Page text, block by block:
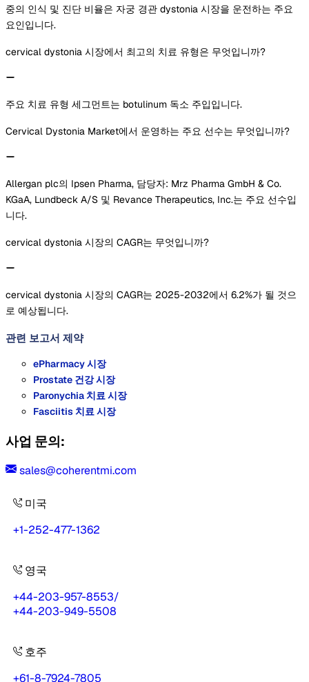
중의 인식 및 진단 비율은 자궁 경관 dystonia 시장을 운전하는 주요
요인입니다.
cervical dystonia 시장에서 최고의 치료 유형은 무엇입니까?
주요 치료 유형 세그먼트는 botulinum 독소 주입입니다.
Cervical Dystonia Market에서 운영하는 주요 선수는 무엇입니까?
Allergan plc의 Ipsen Pharma, 담당자: Mrz Pharma GmbH & Co.
KGaA, Lundbeck A/S 및 Revance Therapeutics, Inc.는 주요 선수입
니다.
cervical dystonia 시장의 CAGR는 무엇입니까?
cervical dystonia 시장의 CAGR는 2025-2032에서 6.2%가 될 것으
로 예상됩니다.
관련 보고서 제약
ePharmacy 시장
Prostate 건강 시장
Paronychia 치료 시장
Fasciitis 치료 시장
사업 문의:
sales@coherentmi.com
미국
+1-252-477-1362
영국
+44-203-957-8553/
+44-203-949-5508
호주
+61-8-7924-7805